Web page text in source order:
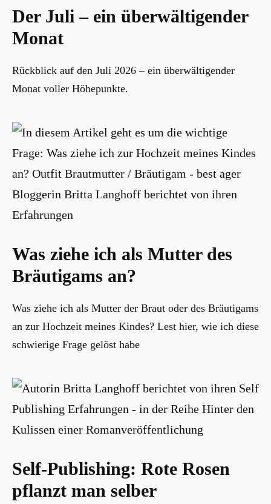
Der Juli – ein überwältigender
Monat
Rückblick auf den Juli 2026 – ein überwältigender
Monat voller Höhepunkte.
Was ziehe ich als Mutter des
Bräutigams an?
Was ziehe ich als Mutter der Braut oder des Bräutigams
an zur Hochzeit meines Kindes? Lest hier, wie ich diese
schwierige Frage gelöst habe
Self-Publishing: Rote Rosen
pflanzt man selber